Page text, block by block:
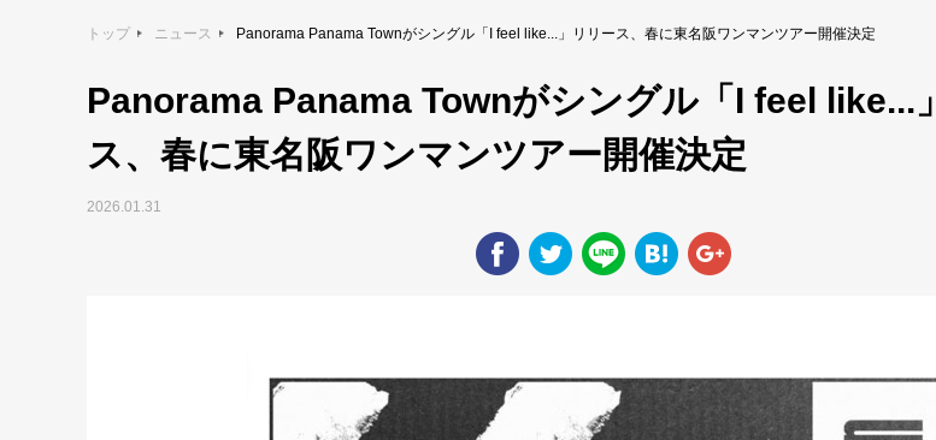
トップ ニュース Panorama Panama Townがシングル「I feel like...」リリース、春に東名阪ワンマンツアー開催決定
Panorama Panama Townがシングル「I feel like...
ス、春に東名阪ワンマンツアー開催決定
2026.01.31